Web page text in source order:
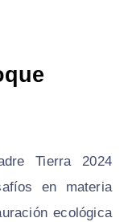
Tierra 2024
en materia
ecológica